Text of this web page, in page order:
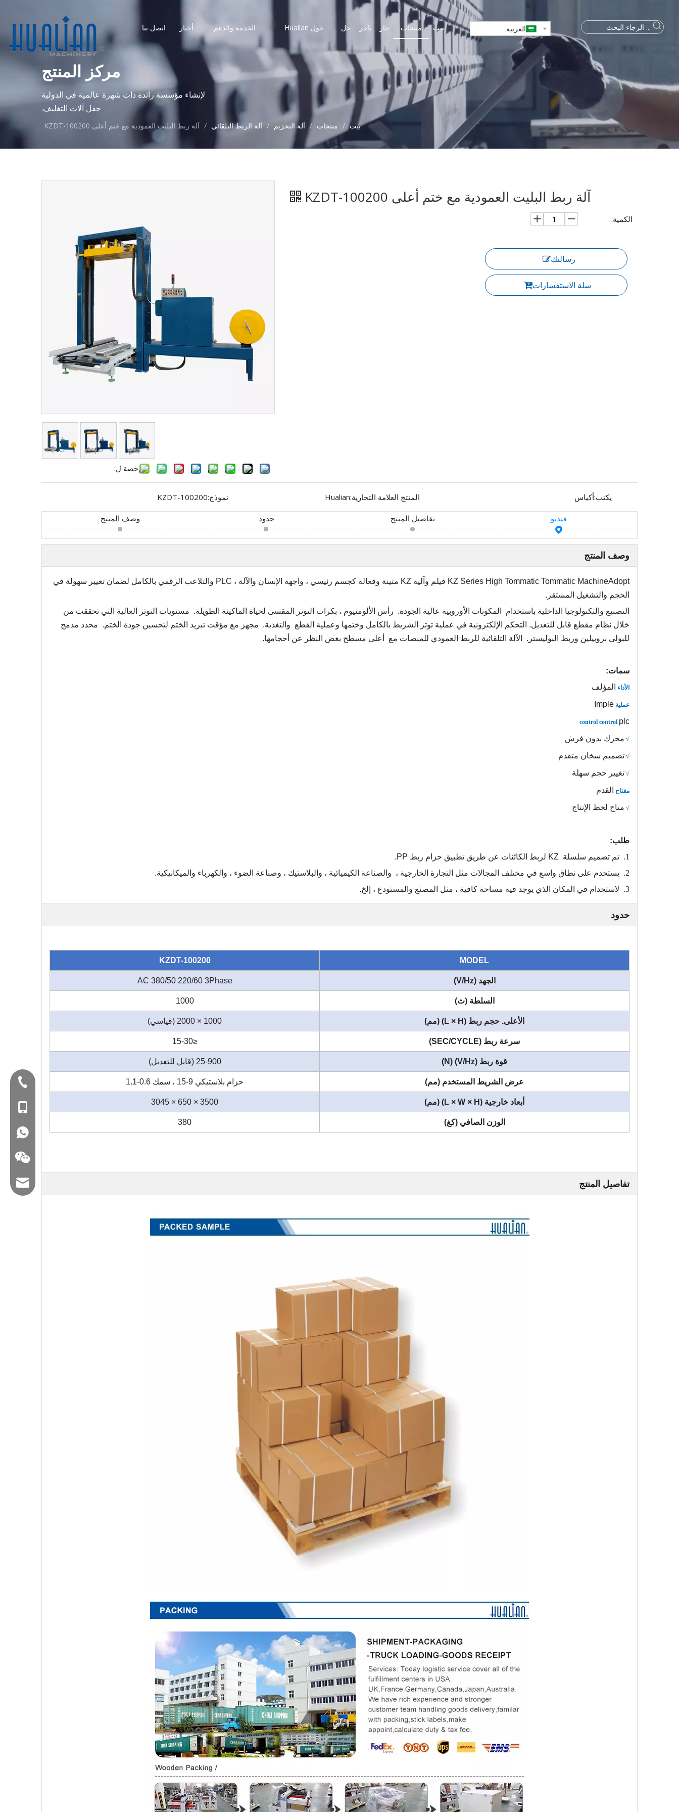
بيت منتجات حار تاجر حل حول Hualian الخدمة والدعم أخبار اتصل بنا العربية
مركز المنتج
لإنشاء مؤسسة رائدة ذات شهرة عالمية في الدولية
حقل آلات التغليف.
بيت / منتجات / آلة التحزيم / آلة الربط التلقائي / آلة ربط البليت العمودية مع ختم أعلى KZDT-100200
حصة ل:
آلة ربط البليت العمودية مع ختم أعلى KZDT-100200
الكمية:
رسالتك
سلة الاستفسارات
نموذج:KZDT-100200 المنتج العلامة التجارية:Hualian يكتب:أكياس
وصف المنتج حدود تفاصيل المنتج فيديو
وصف المنتج
KZ Series High Tommatic Tommatic MachineAdopt فيلم وآلية KZ متينة وفعالة كجسم رئيسي ، واجهة الإنسان والآلة ، PLC والتلاعب الرقمي بالكامل لضمان تغيير سهولة في
الحجم والتشغيل المستقر.
التصنيع والتكنولوجيا الداخلية باستخدام
المكونات الأوروبية عالية الجودة. رأس الألومنيوم ، بكرات التوتر المقسى لحياة الماكينة الطويلة. مستويات التوتر العالية التي تحققت من
خلال نظام مقطع قابل للتعديل. التحكم الإلكترونية في عملية توتر الشريط بالكامل وختمها وعملية القطع والتغذية. مجهز مع مؤقت تبريد الختم لتحسين جودة الختم. محدد مدمج
للبولي بروبيلين وربط البوليستر.
الآلة التلقائية للربط العمودي للمنصات مع أعلى مسطح بغض النظر عن أحجامها.
سمات:
الأداء المؤلف
عملية Imple
control control plc
√ محرك بدون فرش
√ تصميم سخان متقدم
√ تغيير حجم سهلة
مفتاح القدم
√ متاح لخط الإنتاج
طلب:
1.
تم تصميم سلسلة KZ لربط الكائنات عن طريق تطبيق حزام ربط PP.
2.
يستخدم على نطاق واسع في مختلف المجالات مثل التجارة الخارجية ، والصناعة الكيميائية ، والبلاستيك ، وصناعة الضوء ، والكهرباء والميكانيكية.
3.
لاستخدام في المكان الذي يوجد فيه مساحة كافية ، مثل المصنع والمستودع ، إلخ.
حدود
MODEL
KZDT-100200
الجهد (V/Hz) AC 380/50 220/60 3Phase
السلطة (ث) 1000
الأعلى. حجم ربط (L × H) (مم) 1000 × 2000 (قياسي)
سرعة ربط (SEC/CYCLE) ≤15-30
قوة ربط (V/Hz) (N) 25-900 (قابل للتعديل)
عرض الشريط المستخدم (مم) حزام بلاستيكي 9-15 ، سمك 0.6-1.1
أبعاد خارجية (L × W × H) (مم) 3500 × 650 × 3045
الوزن الصافي (كغ) 380
تفاصيل المنتج
Tel:+86-577-88627766
WA: 0086 18858715170